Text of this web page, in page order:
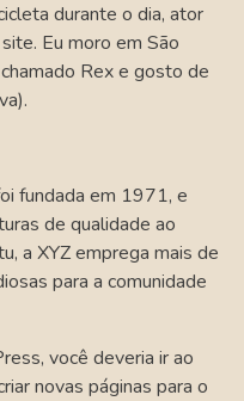
durante o dia, ator
Eu moro em São
Rex e gosto de
fundada em 1971, e
de qualidade ao
a XYZ emprega mais de
para a comunidade
você deveria ir ao
novas páginas para o